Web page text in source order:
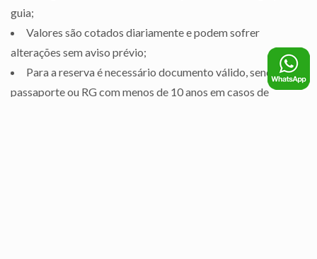
guia;
Valores são cotados diariamente e podem sofrer
alterações sem aviso prévio;
Para a reserva é necessário documento válido, sendo
passaporte ou RG com menos de 10 anos em casos de